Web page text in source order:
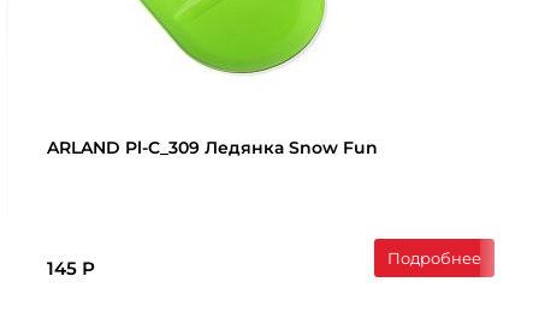
ARLAND Pl-C_309 Ледянка Snow Fun
145 Р Подробнее